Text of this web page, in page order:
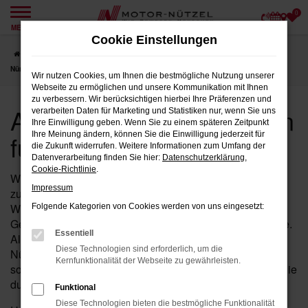
Zum
springen
MENÜ
0
Nürnberg
Audi Q5 Gebrauchtwagen
für Nürnberg
Wenn Sie in der Nähe von Nürnberg nach einem
zuverlässigen Fahrzeug suchen, das Ihnen Qualität und
Wertigkeit bietet, dann ist ein Q5 von Audi als
Gebrauchtwagen bei Motor-Nützel die ideale Wahl für Sie.
Als Ihr erfahrenes Audi Autohaus in der Nähe von
Nürnberg seit über 90 Jahren, bieten wir Ihnen eine
sorgfältig ausgewählte Palette an Q5 Gebrauchtwagen, die
durch exzellente Qualität und Attraktivität bestechen.
Cookie Einstellungen
Wir nutzen Cookies, um Ihnen die bestmögliche Nutzung unserer
Webseite zu ermöglichen und unsere Kommunikation mit Ihnen
zu verbessern. Wir berücksichtigen hierbei Ihre Präferenzen und
verarbeiten Daten für Marketing und Statistiken nur, wenn Sie uns
Ihre Einwilligung geben. Wenn Sie zu einem späteren Zeitpunkt
Ihre Meinung ändern, können Sie die Einwilligung jederzeit für
die Zukunft widerrufen. Weitere Informationen zum Umfang der
Datenverarbeitung finden Sie hier: Datenschutzerklärung,
Cookie-Richtlinie.
Impressum
Folgende Kategorien von Cookies werden von uns eingesetzt:
Essentiell
Diese Technologien sind erforderlich, um die
Kernfunktionalität der Webseite zu gewährleisten.
Funktional
Diese Technologien bieten die bestmögliche Funktionalität